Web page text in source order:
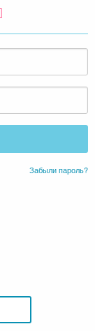
Забыли пароль?